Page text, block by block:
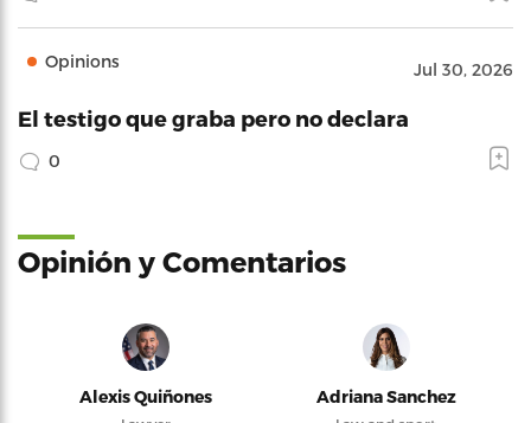
Opinions Jul 30, 2026
El testigo que graba pero no declara
0
Opinión y Comentarios
Alexis Quiñones Adriana Sanchez